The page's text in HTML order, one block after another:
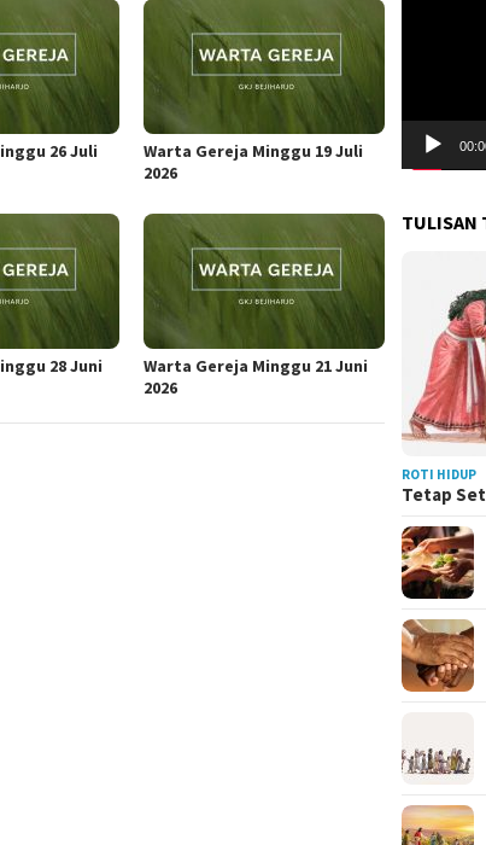
26 Juli
Warta Gereja Minggu 19 Juli
2026
28 Juni
Warta Gereja Minggu 21 Juni
2026
TULISAN
ROTI HIDUP
Tetap